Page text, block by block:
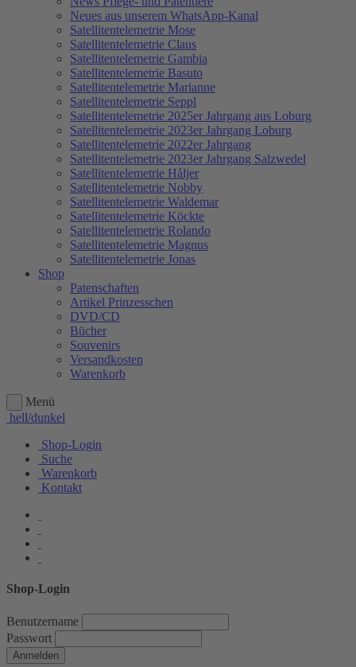
Neues aus unserem WhatsApp-Kanal
Satellitentelemetrie Mose
Satellitentelemetrie Claus
Satellitentelemetrie Gambia
Satellitentelemetrie Basuto
Satellitentelemetrie Marianne
Satellitentelemetrie Seppl
Satellitentelemetrie 2025er Jahrgang aus Loburg
Satellitentelemetrie 2023er Jahrgang Loburg
Satellitentelemetrie 2022er Jahrgang
Satellitentelemetrie 2023er Jahrgang Salzwedel
Satellitentelemetrie Håljer
Satellitentelemetrie Nobby
Satellitentelemetrie Waldemar
Satellitentelemetrie Köckte
Satellitentelemetrie Rolando
Satellitentelemetrie Magnus
Satellitentelemetrie Jonas
Shop
Patenschaften
Artikel Prinzesschen
DVD/CD
Bücher
Souvenirs
Versandkosten
Warenkorb
Menü
hell/dunkel
Shop-Login
Suche
Warenkorb
Kontakt
Shop-Login
Benutzername
Passwort
Anmelden